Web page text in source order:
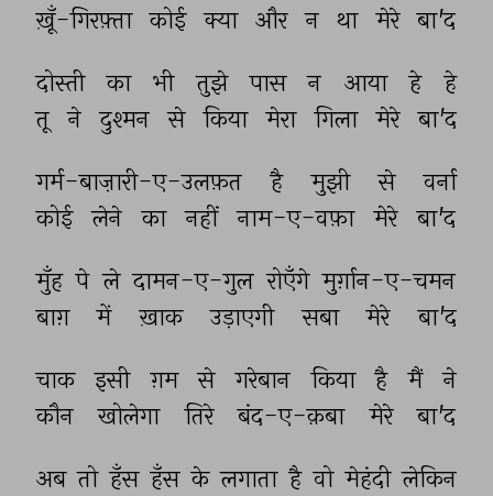
ख़ूँ-गिरफ़्ता कोई क्या और न था मेरे बा'द
दोस्ती का भी तुझे पास न आया हे
हे
तू ने दुश्मन से किया मेरा गिला मेरे बा'द
गर्म-बाज़ारी-ए-उलफ़त है मुझी से
वर्ना
कोई लेने का नहीं नाम-ए-वफ़ा मेरे बा'द
मुँह पे ले दामन-ए-गुल रोएँगे मुर्ग़ान-ए-चमन
बाग़
में ख़ाक उड़ाएगी सबा मेरे बा'द
चाक इसी ग़म से गरेबान किया है मैं
ने
कौन
खोलेगा तिरे बंद-ए-क़बा मेरे बा'द
अब तो हँस हँस के लगाता है वो मेहंदी लेकिन